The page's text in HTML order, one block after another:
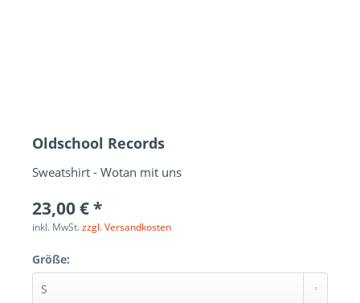
Oldschool Records
Sweatshirt - Wotan mit uns
23,00 € *
inkl. MwSt.zzgl. Versandkosten
Größe: